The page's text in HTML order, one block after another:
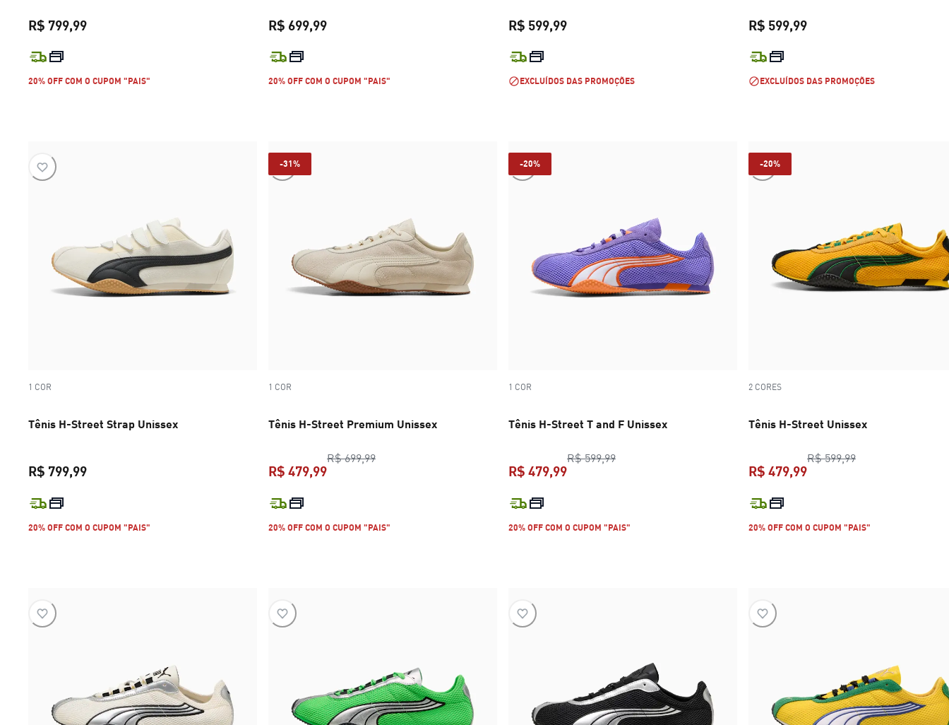
R$ 799,99
20% OFF COM O CUPOM "PAIS"
R$ 699,99
20% OFF COM O CUPOM "PAIS"
R$ 599,99
EXCLUÍDOS DAS PROMOÇÕES
R$ 599,99
EXCLUÍDOS DAS PROMOÇÕES
1 COR
Tênis H-Street Strap Unissex
R$ 799,99
20% OFF COM O CUPOM "PAIS"
-31%
1 COR
Tênis H-Street Premium Unissex
R$ 699,99preço original R$ 699,99
R$ 479,99
20% OFF COM O CUPOM "PAIS"
-20%
1 COR
Tênis H-Street T and F Unissex
R$ 599,99preço original R$ 599,99
R$ 479,99
20% OFF COM O CUPOM "PAIS"
-20%
2 CORES
Tênis H-Street Unissex
R$ 599,99preço original R$
R$ 479,99
20% OFF COM O CUPOM "PAIS"